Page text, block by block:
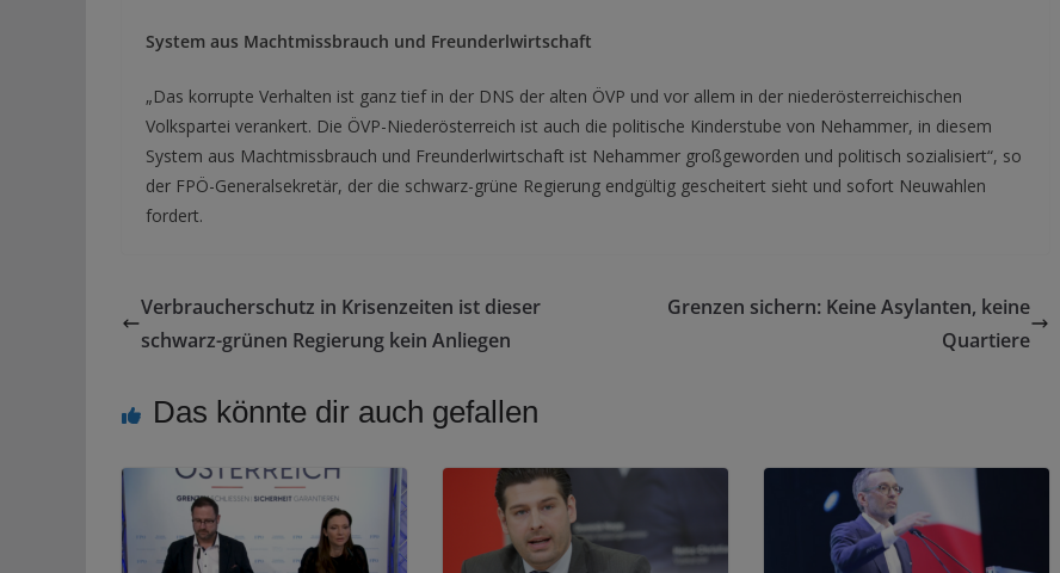
System aus Machtmissbrauch und Freunderlwirtschaft
„Das korrupte Verhalten ist ganz tief in der DNS der alten ÖVP und vor allem in der niederösterreichischen
Volkspartei verankert. Die ÖVP-Niederösterreich ist auch die politische Kinderstube von Nehammer, in diesem
System aus Machtmissbrauch und Freunderlwirtschaft ist Nehammer großgeworden und politisch sozialisiert“, so
der FPÖ-Generalsekretär, der die schwarz-grüne Regierung endgültig gescheitert sieht und sofort Neuwahlen
fordert.
Verbraucherschutz in Krisenzeiten ist dieser
schwarz-grünen Regierung kein Anliegen
Grenzen sichern: Keine Asylanten, keine
Quartiere
Das könnte dir auch gefallen